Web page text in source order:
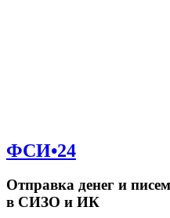
ФСИ•24
Отправка денег и
в СИЗО и ИК